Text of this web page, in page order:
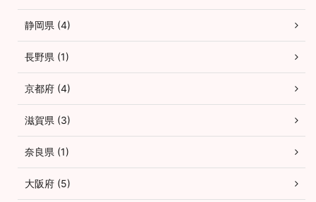
静岡県 (4)
長野県 (1)
京都府 (4)
滋賀県 (3)
奈良県 (1)
大阪府 (5)